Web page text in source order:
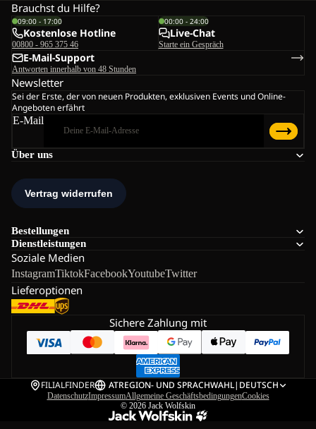
Über uns
Bestellungen
Dienstleistungen
Soziale Medien
InstagramTiktokFacebookYoutubeTwitter
Lieferoptionen
Brauchst du Hilfe?
09:00 - 17:00
Kostenlose Hotline
00800 - 965 375 46
00:00 - 24:00
Live-Chat
Starte ein Gespräch
E-Mail-Support
Antworten innerhalb von 48 Stunden
Newsletter
Sei der Erste, der von neuen Produkten, exklusiven Events und Online-
Angeboten erfährt
E-Mail
Sichere Zahlung mit
FILIALFINDER ATREGION- UND SPRACHWAHL| DEUTSCH
DatenschutzImpressumAllgemeine GeschäftsbedingungenCookies
© 2026 Jack Wolfskin